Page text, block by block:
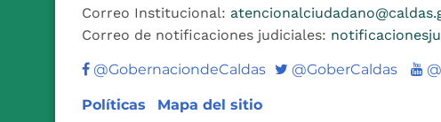
Correo Institucional:
Correo de notificaciones judiciales:
@GobernaciondeCaldas Twitter
@GoberCaldas
Políticas Mapa del sitio